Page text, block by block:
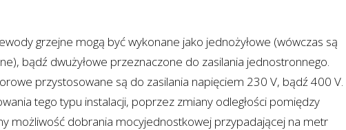
grzejne mogą być wykonane jako jednożyłowe (wówczas są
bądź dwużyłowe przeznaczone do zasilania jednostronnego.
przystosowane są do zasilania napięciem 230 V, bądź 400 V.
tego typu instalacji, poprzez zmiany odległości pomiędzy
możliwość dobrania mocyjednostkowej przypadającej na metr